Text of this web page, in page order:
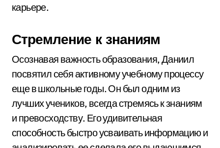
карьере.
Стремление к знаниям
Осознавая важность образования, Даниил
посвятил себя активному учебному процессу
еще в школьные годы. Он был одним из
лучших учеников, всегда стремясь к знаниям
и превосходству. Его удивительная
способность быстро усваивать информацию и